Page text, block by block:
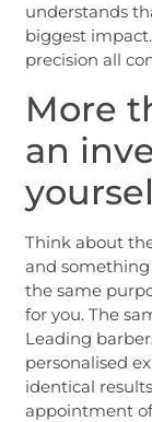
understands
biggest
precision all
More
an
Think about
and
the same
for you. The
Leading
personalised
identical
appointment